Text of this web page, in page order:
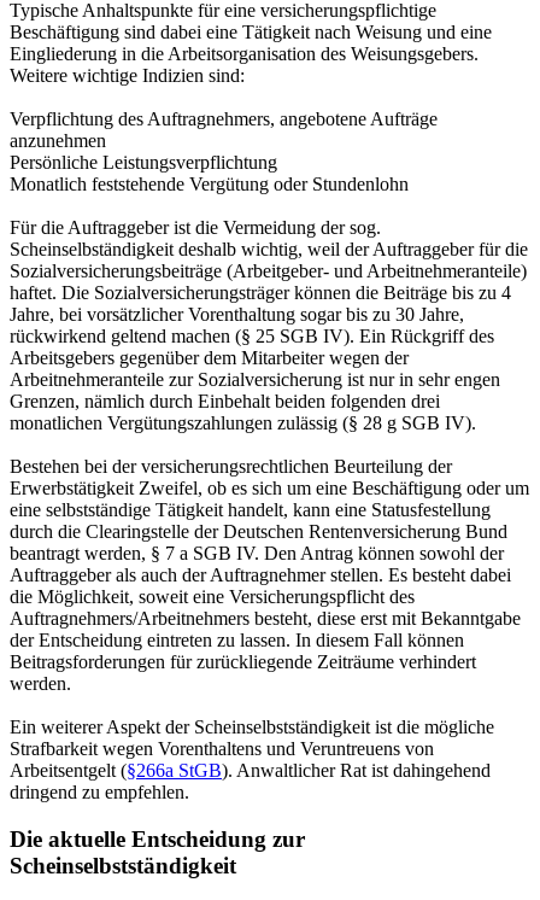
Typische Anhaltspunkte für eine versicherungspflichtige
Beschäftigung sind dabei eine Tätigkeit nach Weisung und eine
Eingliederung in die Arbeitsorganisation des Weisungsgebers.
Weitere wichtige Indizien sind:
Verpflichtung des Auftragnehmers, angebotene Aufträge
anzunehmen
Persönliche Leistungsverpflichtung
Monatlich feststehende Vergütung oder Stundenlohn
Für die Auftraggeber ist die Vermeidung der sog.
Scheinselbständigkeit deshalb wichtig, weil der Auftraggeber für die
Sozialversicherungsbeiträge (Arbeitgeber- und Arbeitnehmeranteile)
haftet. Die Sozialversicherungsträger können die Beiträge bis zu 4
Jahre, bei vorsätzlicher Vorenthaltung sogar bis zu 30 Jahre,
rückwirkend geltend machen (§ 25 SGB IV). Ein Rückgriff des
Arbeitsgebers gegenüber dem Mitarbeiter wegen der
Arbeitnehmeranteile zur Sozialversicherung ist nur in sehr engen
Grenzen, nämlich durch Einbehalt beiden folgenden drei
monatlichen Vergütungszahlungen zulässig (§ 28 g SGB IV).
Bestehen bei der versicherungsrechtlichen Beurteilung der
Erwerbstätigkeit Zweifel, ob es sich um eine Beschäftigung oder um
eine selbstständige Tätigkeit handelt, kann eine Statusfestellung
durch die Clearingstelle der Deutschen Rentenversicherung Bund
beantragt werden, § 7 a SGB IV. Den Antrag können sowohl der
Auftraggeber als auch der Auftragnehmer stellen. Es besteht dabei
die Möglichkeit, soweit eine Versicherungspflicht des
Auftragnehmers/Arbeitnehmers besteht, diese erst mit Bekanntgabe
der Entscheidung eintreten zu lassen. In diesem Fall können
Beitragsforderungen für zurückliegende Zeiträume verhindert
werden.
Ein weiterer Aspekt der Scheinselbstständigkeit ist die mögliche
Strafbarkeit wegen Vorenthaltens und Veruntreuens von
Arbeitsentgelt (§266a StGB). Anwaltlicher Rat ist dahingehend
dringend zu empfehlen.
Die aktuelle Entscheidung zur
Scheinselbstständigkeit